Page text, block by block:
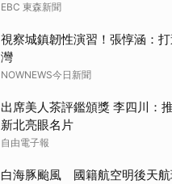
EBC 東森新聞
視察城鎮韌性演習！張惇涵：
灣
NOWNEWS今日新聞
出席美人茶評鑑頒獎 李四川：
新北亮眼名片
自由電子報
白海豚颱風 國籍航空明後天航